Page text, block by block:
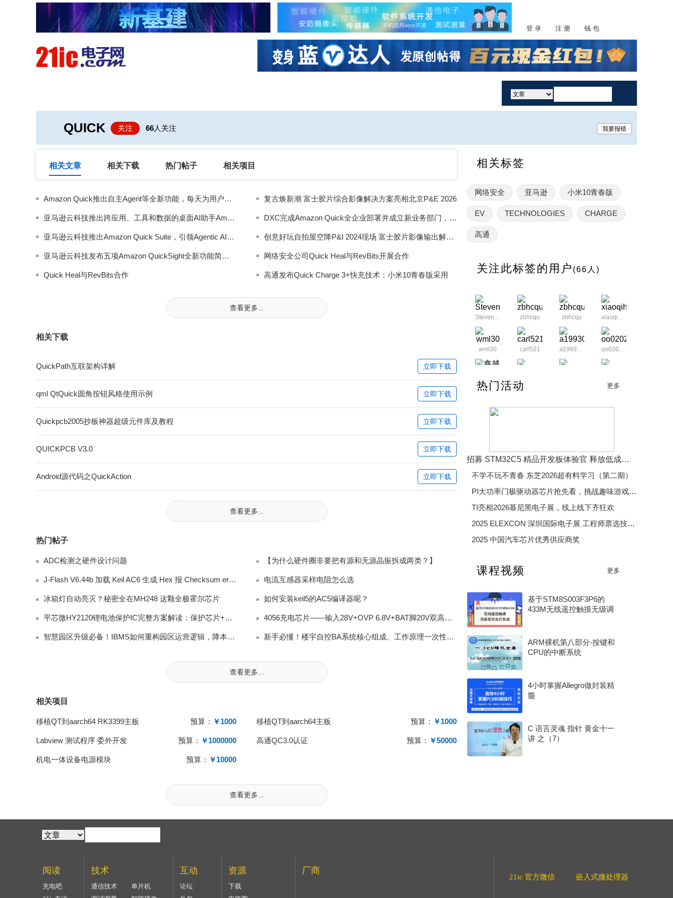
登 录 注 册 钱 包
QUICK 关注 66人关注 我要报错
相关文章 相关下载 热门帖子 相关项目
Amazon Quick推出自主Agent等全新功能，每天为用户节省数小时 复古焕新潮 富士胶片综合影像解决方案亮相北京P&E 2026
亚马逊云科技推出跨应用、工具和数据的桌面AI助手Amazon Quick DXC完成Amazon Quick全企业部署并成立新业务部门，以加速AI采用
亚马逊云科技推出Amazon Quick Suite，引领Agentic AI驱动的工作新范式 创意好玩自拍屋空降P&I 2024现场 富士胶片影像输出解决方案引关注
亚马逊云科技发布五项Amazon QuickSight全新功能简化BI运营 网络安全公司Quick Heal与RevBits开展合作
Quick Heal与RevBits合作 高通发布Quick Charge 3+快充技术：小米10青春版采用
查看更多...
相关下载
QuickPath互联架构详解 立即下载
qml QtQuick圆角按钮风格使用示例 立即下载
Quickpcb2005抄板神器超级元件库及教程 立即下载
QUICKPCB V3.0 立即下载
Android源代码之QuickAction 立即下载
查看更多...
热门帖子
ADC检测之硬件设计问题 【为什么硬件圈非要把有源和无源晶振拆成两类？】
J-Flash V6.44b 加载 Keil AC6 生成 Hex 报 Checksum error 电流互感器采样电阻怎么选
冰箱灯自动亮灭？秘密全在MH248 这颗全极霍尔芯片 如何安装keil5的AC5编译器呢？
平芯微HY2120锂电池保护IC完整方案解读：保护芯片+双MOS+充电IC三合一 4056充电芯片——输入28V+OVP 6.8V+BAT脚20V双高耐压全解读
智慧园区升级必备！IBMS如何重构园区运营逻辑，降本又提效 新手必懂！楼宇自控BA系统核心组成、工作原理一次性讲透
查看更多...
相关项目
移植QT到aarch64 RK3399主板 预算： ￥1000 移植QT到aarch64主板 预算： ￥1000
Labview 测试程序 委外开发 预算： ￥1000000 高通QC3.0认证 预算： ￥50000
机电一体设备电源模块 预算： ￥10000
查看更多...
相关标签
网络安全 亚马逊 小米10青春版
EV TECHNOLOGIES CHARGE
高通
关注此标签的用户 (66人)
zbhcqu zbhcqu
wml30 carl521
鑫越电子
flower_huanghua
热门活动 更多
招募 STM32C5 精品开发板体验官 释放低成本、低功耗、高效率开发魅力
不学不玩不青春 东芝2026超有料学习（第二期）
PI大功率门极驱动器芯片抢先看，挑战趣味游戏赢精美好礼
TI亮相2026慕尼黑电子展，线上线下齐狂欢
2025 ELEXCON 深圳国际电子展 工程师票选技术大奖
2025 中国汽车芯片优秀供应商奖
课程视频 更多
基于STM8S003F3P6的
433M无线遥控触摸无级调
ARM裸机第八部分-按键和
CPU的中断系统
4小时掌握Allegro做封装精
髓
C 语言灵魂 指针 黄金十一
讲 之（7）
阅读
充电吧
技术
通信技术
单片机
互动
论坛
资源
下载
厂商
21ic 官方微信 嵌入式微处理器